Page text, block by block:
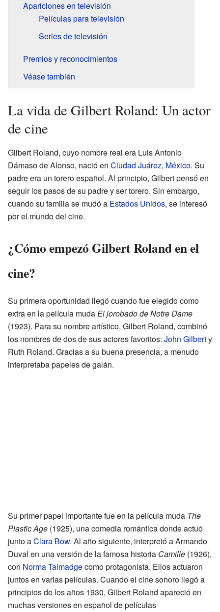
Apariciones en televisión
Películas para televisión
Series de televisión
Premios y reconocimientos
Véase también
La vida de Gilbert Roland: Un actor
de cine
Gilbert Roland, cuyo nombre real era Luis Antonio
Dámaso de Alonso, nació en Ciudad Juárez, México. Su
padre era un torero español. Al principio, Gilbert pensó en
seguir los pasos de su padre y ser torero. Sin embargo,
cuando su familia se mudó a Estados Unidos, se interesó
por el mundo del cine.
¿Cómo empezó Gilbert Roland en el
cine?
Su primera oportunidad llegó cuando fue elegido como
extra en la película mudaEl jorobado de Notre Dame
(1923). Para su nombre artístico, Gilbert Roland, combinó
los nombres de dos de sus actores favoritos: John Gilberty
Ruth Roland. Gracias a su buena presencia, a menudo
interpretaba papeles de galán.
Su primer papel importante fue en la película muda The
Plastic Age (1925), una comedia romántica donde actuó
junto aClara Bow. Al año siguiente, interpretó a Armando
Duval en una versión de la famosa historia Camille (1926),
con Norma Talmadgecomo protagonista. Ellos actuaron
juntos en varias películas. Cuando el cine sonoro llegó a
principios de los años 1930, Gilbert Roland apareció en
muchas versiones en español de películas